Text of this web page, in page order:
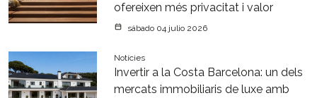
ofereixen més privacitat i valor
sábado 04 julio 2026
Notícies
Invertir a la Costa Barcelona: un dels
mercats immobiliaris de luxe amb